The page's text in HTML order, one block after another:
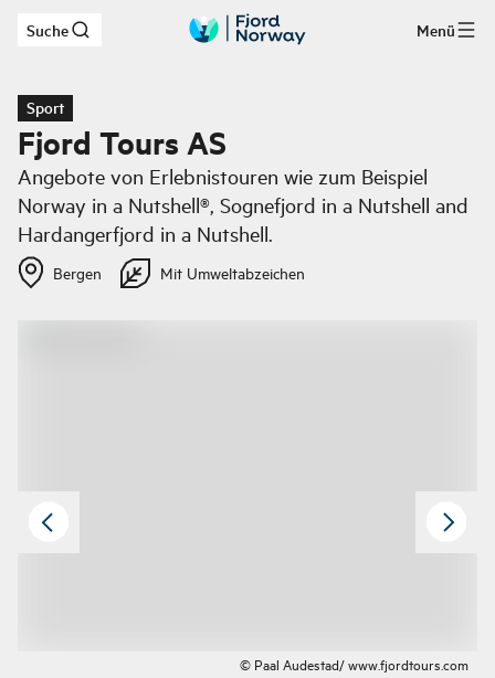
Zum Hauptinhalt
Suche Menü
Sport
Fjord Tours AS
Angebote von Erlebnistouren wie zum Beispiel
Norway in a Nutshell®, Sognefjord in a Nutshell and
Hardangerfjord in a Nutshell.
Bergen Mit Umweltabzeichen
© Paal Audestad/ www.fjordtours.com